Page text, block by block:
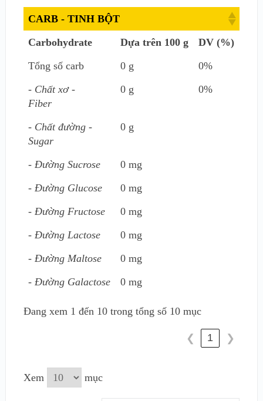
CARB - TINH BỘT
Carbohydrate
Dựa trên 100 g
DV (%)
Tổng số carb
0 g
0%
- Chất xơ -
Fiber
0 g 0%
- Chất đường -
Sugar
0 g
- Đường Sucrose
0 mg
- Đường Glucose
0 mg
- Đường Fructose
0 mg
- Đường Lactose
0 mg
- Đường Maltose
0 mg
- Đường Galactose
0 mg
Đang xem 1 đến 10 trong tổng số 10 mục
❮ 1 ❯
Xem mục